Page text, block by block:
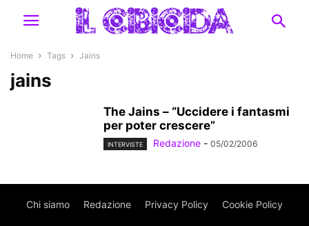
Home Tags Jains
jains
The Jains – “Uccidere i fantasmi
per poter crescere”
INTERVISTE Redazione - 05/02/2006
Chi siamo Redazione Privacy Policy Cookie Policy